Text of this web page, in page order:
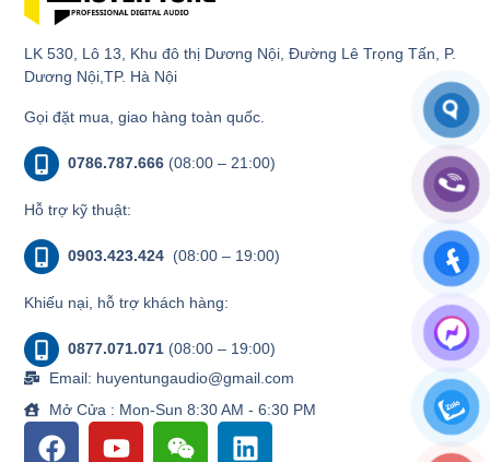
LK 530, Lô 13, Khu đô thị Dương Nội, Đường Lê Trọng Tấn, P.
Dương Nội,TP. Hà Nội
Gọi đặt mua, giao hàng toàn quốc.
0786.787.666 (08:00 – 21:00)
Hỗ trợ kỹ thuật:
0903.423.424 (08:00 – 19:00)
Khiếu nại, hỗ trợ khách hàng:
0877.071.071 (08:00 – 19:00)
Email: huyentungaudio@gmail.com
Mở Cửa : Mon-Sun 8:30 AM - 6:30 PM